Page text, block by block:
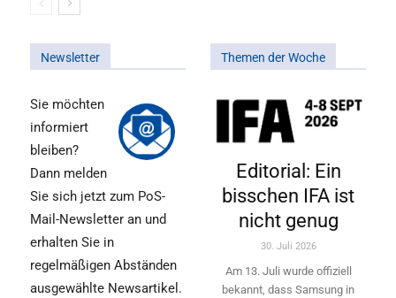
Newsletter
Sie möchten
informiert
bleiben?
Dann melden
Sie sich jetzt zum PoS-
Mail-Newsletter an und
erhalten Sie in
regelmäßigen Abständen
ausgewählte Newsartikel.
Themen der Woche
Editorial: Ein
bisschen IFA ist
nicht genug
30. Juli 2026
Am 13. Juli wurde offiziell
bekannt, dass Samsung in